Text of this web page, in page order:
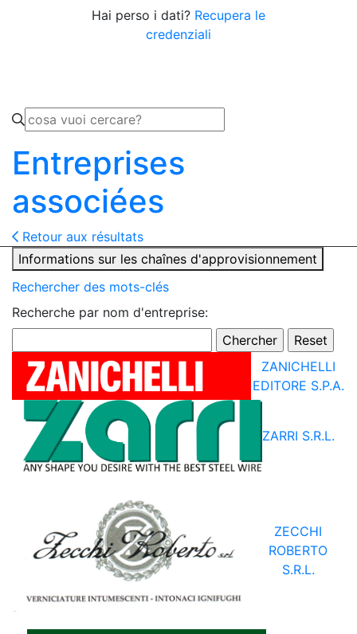
Hai perso i dati? Recupera le
credenziali
Entreprises
associées
Retour aux résultats
Informations sur les chaînes d'approvisionnement
Rechercher des mots-clés
Recherche par nom d'entreprise:
ZANICHELLI
EDITORE S.P.A.
ZARRI S.R.L.
ZECCHI
ROBERTO
S.R.L.